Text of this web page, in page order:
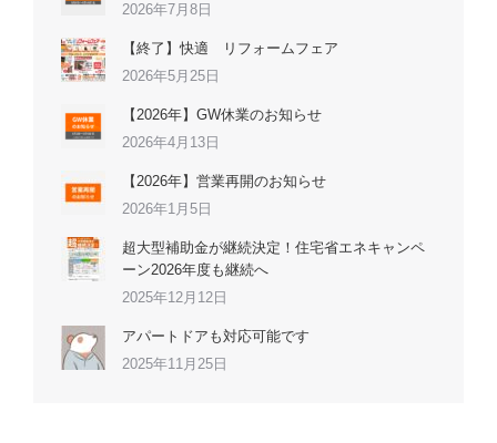
2026年7月8日
【終了】快適 リフォームフェア
2026年5月25日
【2026年】GW休業のお知らせ
2026年4月13日
【2026年】営業再開のお知らせ
2026年1月5日
超大型補助金が継続決定！住宅省エネキャンペ
ーン2026年度も継続へ
2025年12月12日
アパートドアも対応可能です
2025年11月25日